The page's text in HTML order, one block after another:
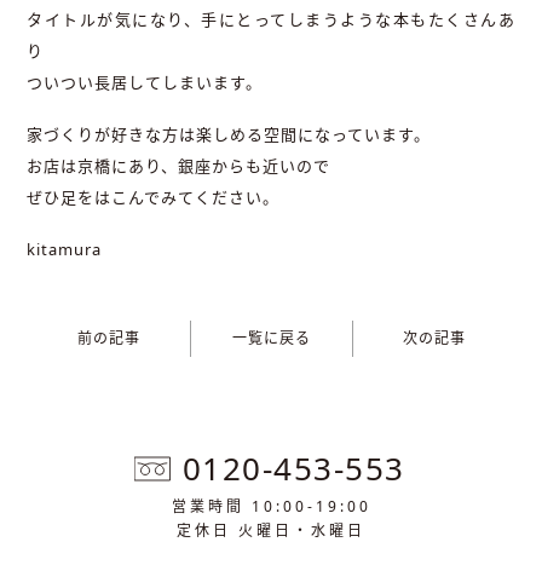
タイトルが気になり、手にとってしまうような本もたくさんあ
り
ついつい長居してしまいます。
家づくりが好きな方は楽しめる空間になっています。
お店は京橋にあり、銀座からも近いので
ぜひ足をはこんでみてください。
kitamura
前の記事 一覧に戻る 次の記事
0120-453-553
営業時間 10:00-19:00
定休日 火曜日・水曜日